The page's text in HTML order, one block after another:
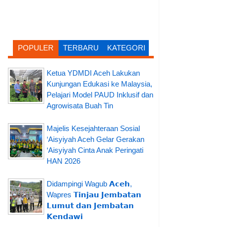
POPULER TERBARU KATEGORI
Ketua YDMDI Aceh Lakukan
Kunjungan Edukasi ke Malaysia,
Pelajari Model PAUD Inklusif dan
Agrowisata Buah Tin
Majelis Kesejahteraan Sosial
‘Aisyiyah Aceh Gelar Gerakan
‘Aisyiyah Cinta Anak Peringati
HAN 2026
Didampingi Wagub 𝗔𝗰𝗲𝗵,
Wapres 𝗧𝗶𝗻𝗷𝗮𝘂 𝗝𝗲𝗺𝗯𝗮𝘁𝗮𝗻
𝗟𝘂𝗺𝘂𝘁 𝗱𝗮𝗻 𝗝𝗲𝗺𝗯𝗮𝘁𝗮𝗻
𝗞𝗲𝗻𝗱𝗮𝘄𝗶